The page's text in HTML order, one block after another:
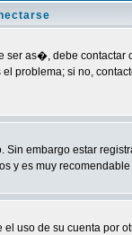
as�, debe
si no,
embargo estar
y es muy recomendable
uso de su cuenta por